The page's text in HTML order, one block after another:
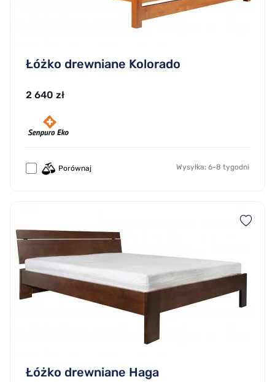
Łóżko drewniane Kolorado
2 640 zł
Porównaj Wysyłka: 6-8 tygodni
Łóżko drewniane Haga